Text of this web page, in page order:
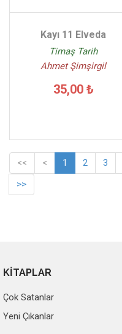
Kayı 11 Elveda
Timaş Tarih
Ahmet Şimşirgil
35,00 ₺
<< < 1 2 3
>>
KİTAPLAR
Çok Satanlar
Yeni Çıkanlar